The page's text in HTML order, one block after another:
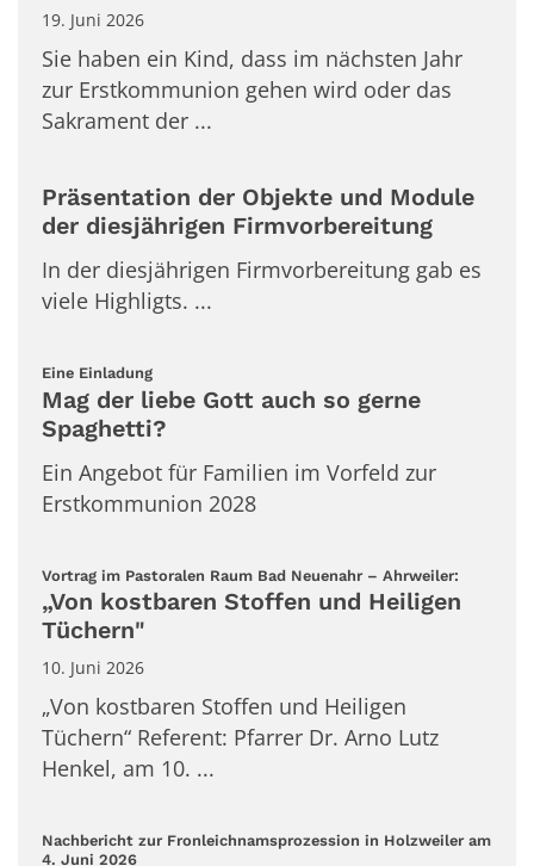
19. Juni 2026
Sie haben ein Kind, dass im nächsten Jahr
zur Erstkommunion gehen wird oder das
Sakrament der ...
Präsentation der Objekte und Module
der diesjährigen Firmvorbereitung
In der diesjährigen Firmvorbereitung gab es
viele Highligts. ...
Eine Einladung:
Mag der liebe Gott auch so gerne
Spaghetti?
Ein Angebot für Familien im Vorfeld zur
Erstkommunion 2028
Vortrag im Pastoralen Raum Bad Neuenahr – Ahrweiler:
„Von kostbaren Stoffen und Heiligen
Tüchern"
10. Juni 2026
„Von kostbaren Stoffen und Heiligen
Tüchern“ Referent: Pfarrer Dr. Arno Lutz
Henkel, am 10. ...
Nachbericht zur Fronleichnamsprozession in Holzweiler am
4. Juni 2026: